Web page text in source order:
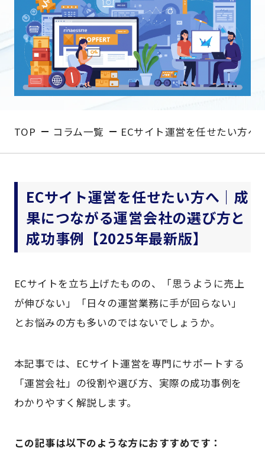
TOP コラム一覧 ECサイト運営を任せたい方
ECサイト運営を任せたい方へ｜成
果につながる運営会社の選び方と
成功事例【2025年最新版】
ECサイトを立ち上げたものの、「思うように売上
が伸びない」「日々の運営業務に手が回らない」
とお悩みの方も多いのではないでしょうか。
本記事では、ECサイト運営を専門にサポートする
「運営会社」の役割や選び方、実際の成功事例を
わかりやすく解説します。
この記事は以下のような方におすすめです：